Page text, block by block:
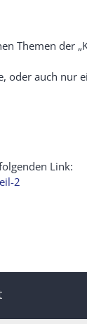
Themen der
oder auch nur
Link:
2